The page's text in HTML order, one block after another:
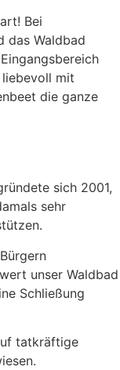
Bei
das Waldbad
mit
die ganze
sich 2001,
sehr
unser Waldbad
Schließung
tatkräftige